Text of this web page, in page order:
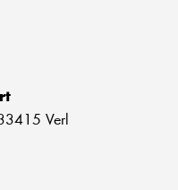
Verl